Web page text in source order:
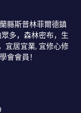
縣斯普林菲爾德鎮
多，森林密布，生
宜居宜業, 宜修心修
會會員！